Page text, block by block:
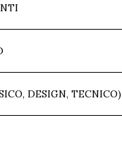
DESIGN, TECNICO)